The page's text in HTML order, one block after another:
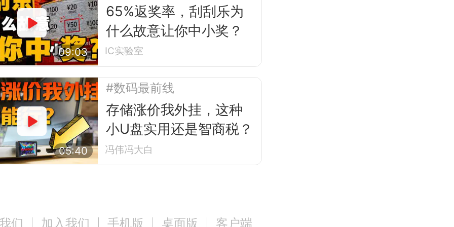
09:03
65%返奖率，刮刮乐为
什么故意让你中小奖？
IC实验室
05:40
#数码最前线
存储涨价我外挂，这种
小U盘实用还是智商税？
冯伟冯大白
们 加入我们 手机版 桌面版 客户端